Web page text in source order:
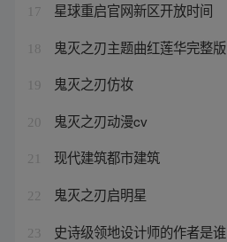
17 星球重启官网新区开放时间
18 鬼灭之刃主题曲红莲华完整版
19 鬼灭之刃仿妆
20 鬼灭之刃动漫cv
21 现代建筑都市建筑
22 鬼灭之刃启明星
23 史诗级领地设计师的作者是谁